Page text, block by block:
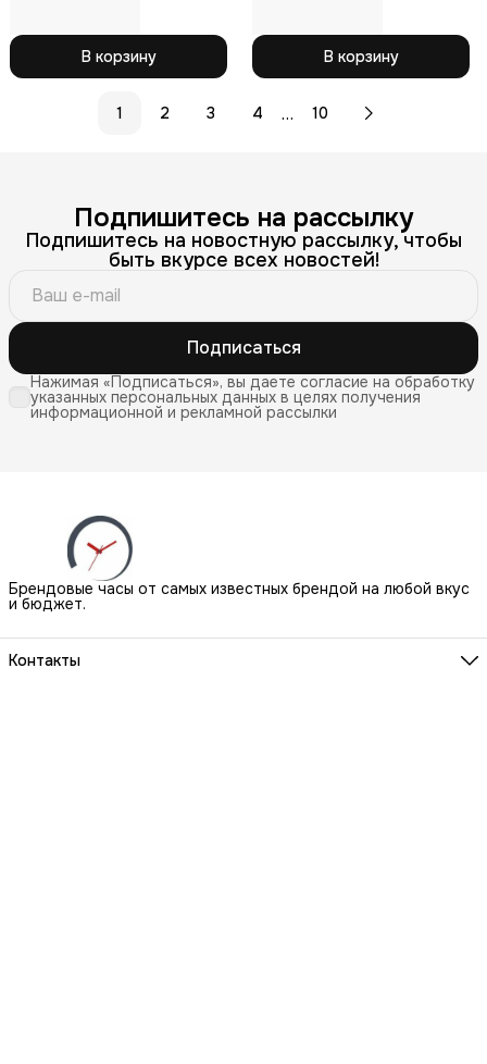
В корзину В корзину
1 2 3 4 … 10
Подпишитесь на рассылку
Подпишитесь на новостную рассылку, чтобы
быть вкурсе всех новостей!
Подписаться
Нажимая «Подписаться», вы даете согласие на обработку
указанных персональных данных в целях получения
информационной и рекламной рассылки
Брендовые часы от самых известных брендой на любой вкус
и бюджет.
Контакты